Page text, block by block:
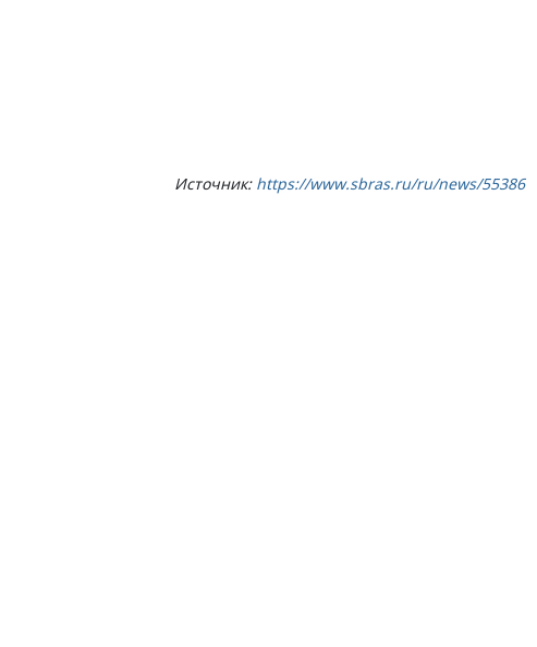
Источник: https://www.sbras.ru/ru/news/55386